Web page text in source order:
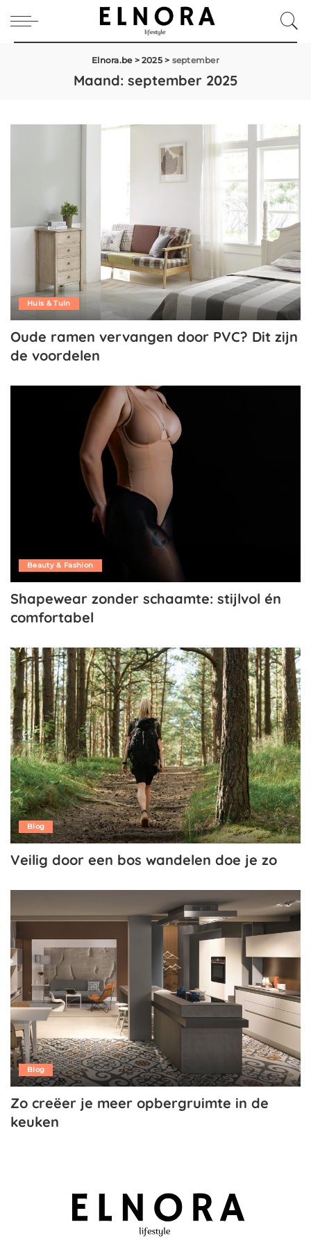
Elnora.be>2025> september
Maand: september 2025
Huis & Tuin
Oude ramen vervangen door PVC? Dit zijn
de voordelen
Beauty & Fashion
Shapewear zonder schaamte: stijlvol én
comfortabel
Blog
Veilig door een bos wandelen doe je zo
Blog
Zo creëer je meer opbergruimte in de
keuken